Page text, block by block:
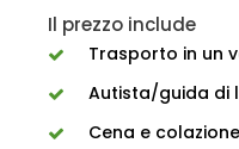
Il prezzo include
Trasporto in un
Autista/guida di
Cena e colazione